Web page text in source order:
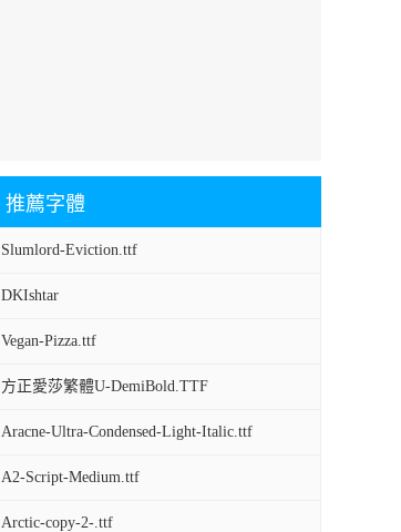
推薦字體
Slumlord-Eviction.ttf
DKIshtar
Vegan-Pizza.ttf
方正愛莎繁體U-DemiBold.TTF
Aracne-Ultra-Condensed-Light-Italic.ttf
A2-Script-Medium.ttf
Arctic-copy-2-.ttf